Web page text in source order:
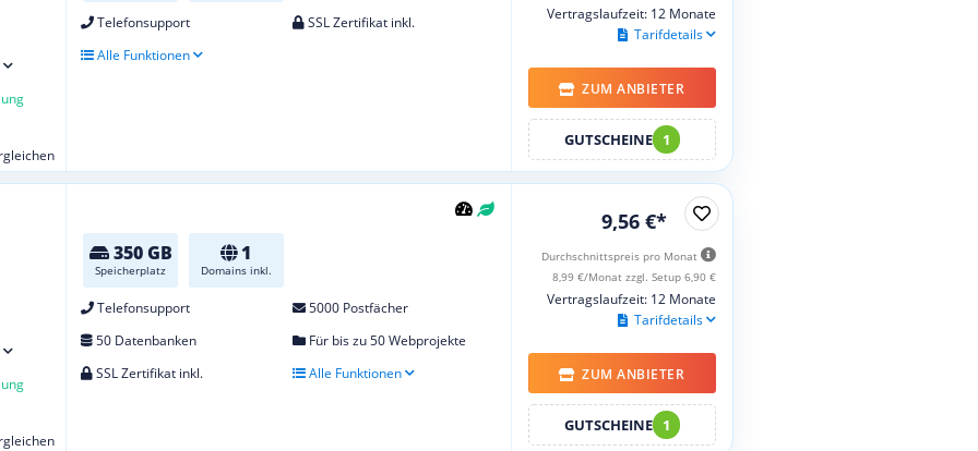
Telefonsupport
SSL Zertifikat inkl.
Alle Funktionen
Vertragslaufzeit: 12 Monate
Tarifdetails
ZUM ANBIETER
GUTSCHEINE 1
350 GB
Speicherplatz
1
Domains inkl.
Telefonsupport
5000 Postfächer
50 Datenbanken
Für bis zu 50 Webprojekte
SSL Zertifikat inkl.
Alle Funktionen
9,56 €*
Durchschnittspreis pro Monat
8,99 €/Monat zzgl. Setup 6,90 €
Vertragslaufzeit: 12 Monate
Tarifdetails
ZUM ANBIETER
GUTSCHEINE 1